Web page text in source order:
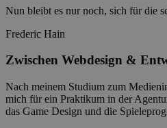
Nun bleibt es nur noch, sich für die
Frederic Hain
Zwischen Webdesign &
Nach meinem Studium zum
mich für ein Praktikum in der
das Game Design und die